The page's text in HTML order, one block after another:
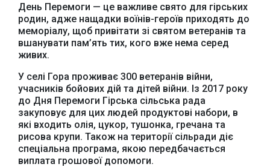
День Перемоги — це важливе свято для гірських
родин, адже нащадки воїнів-героїв приходять до
меморіалу, щоб привітати зі святом ветеранів та
вшанувати пам’ять тих, кого вже нема серед
живих.
У селі Гора проживає 300 ветеранів війни,
учасників бойових дій та дітей війни. Із 2017 року
до Дня Перемоги Гірська сільська рада
закуповує для цих людей продуктові набори, в
які входить олія, цукор, тушонка, гречана та
рисова крупи. Також на території сільради діє
спеціальна програма, якою передбачається
виплата грошової допомоги.